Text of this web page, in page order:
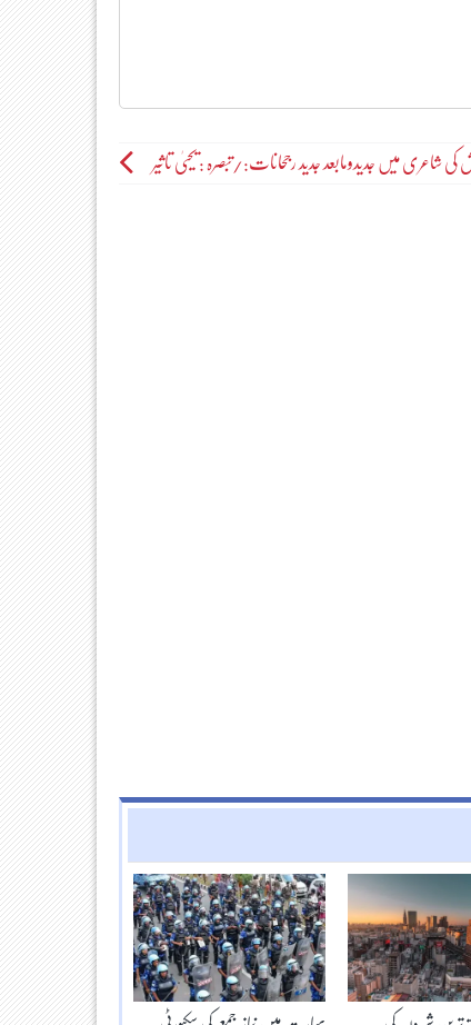
کی شاعری میں جدیدومابعد جدید رجحانات:/تبصرہ : یحییٰ تاثیر